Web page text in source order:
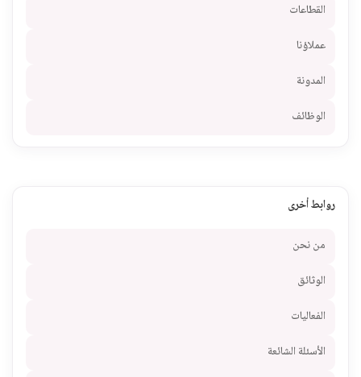
القطاعات
عملاؤنا
المدونة
الوظائف
روابط أخرى
من نحن
الوثائق
الفعاليات
الأسئلة الشائعة